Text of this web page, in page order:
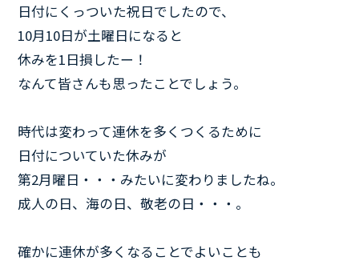
日付にくっついた祝日でしたので、
10月10日が土曜日になると
休みを1日損したー！
なんて皆さんも思ったことでしょう。
時代は変わって連休を多くつくるために
日付についていた休みが
第2月曜日・・・みたいに変わりましたね。
成人の日、海の日、敬老の日・・・。
確かに連休が多くなることでよいことも